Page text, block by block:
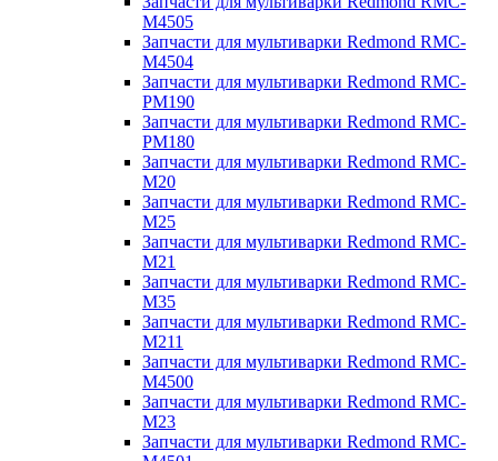
M4505
Запчасти для мультиварки Redmond RMC-
M4504
Запчасти для мультиварки Redmond RMC-
PM190
Запчасти для мультиварки Redmond RMC-
PM180
Запчасти для мультиварки Redmond RMC-
M20
Запчасти для мультиварки Redmond RMC-
M25
Запчасти для мультиварки Redmond RMC-
M21
Запчасти для мультиварки Redmond RMC-
M35
Запчасти для мультиварки Redmond RMC-
M211
Запчасти для мультиварки Redmond RMC-
M4500
Запчасти для мультиварки Redmond RMC-
M23
Запчасти для мультиварки Redmond RMC-